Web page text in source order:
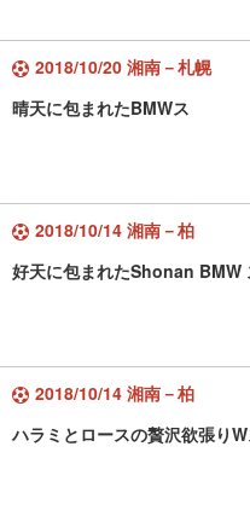
2018/10/20 湘南－札幌
晴天に包まれたBMWス
2018/10/14 湘南－柏
好天に包まれたShonan BMW
2018/10/14 湘南－柏
ハラミとロースの贅沢欲張り